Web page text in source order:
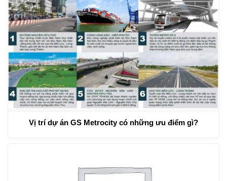
Vị trí dự án GS Metrocity có những ưu điểm gì?